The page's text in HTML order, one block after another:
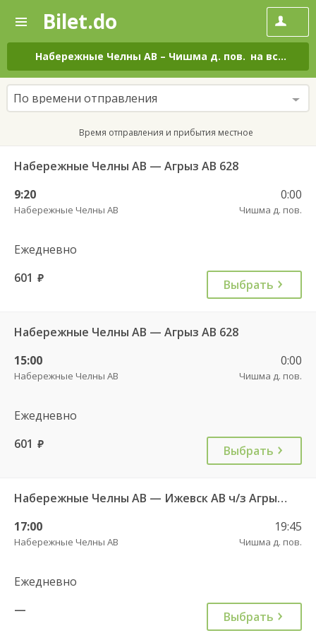
—
Поиск
и
покупка
билетов
на
автобус
онлайн
Bilet.do
Набережные Челны АВ – Чишма д. пов. на все дни
По времени отправления
Время отправления и прибытия местное
Набережные Челны АВ — Агрыз АВ 628
9:20
Набережные Челны АВ
0:00
Чишма д. пов.
Ежедневно
601 руб. Выбрать
Набережные Челны АВ — Агрыз АВ 628
15:00
Набережные Челны АВ
0:00
Чишма д. пов.
Ежедневно
601 руб. Выбрать
Набережные Челны АВ — Ижевск АВ ч/з Агрыз АВ 627
17:00
Набережные Челны АВ
19:45
Чишма д. пов.
Ежедневно
—
Выбрать